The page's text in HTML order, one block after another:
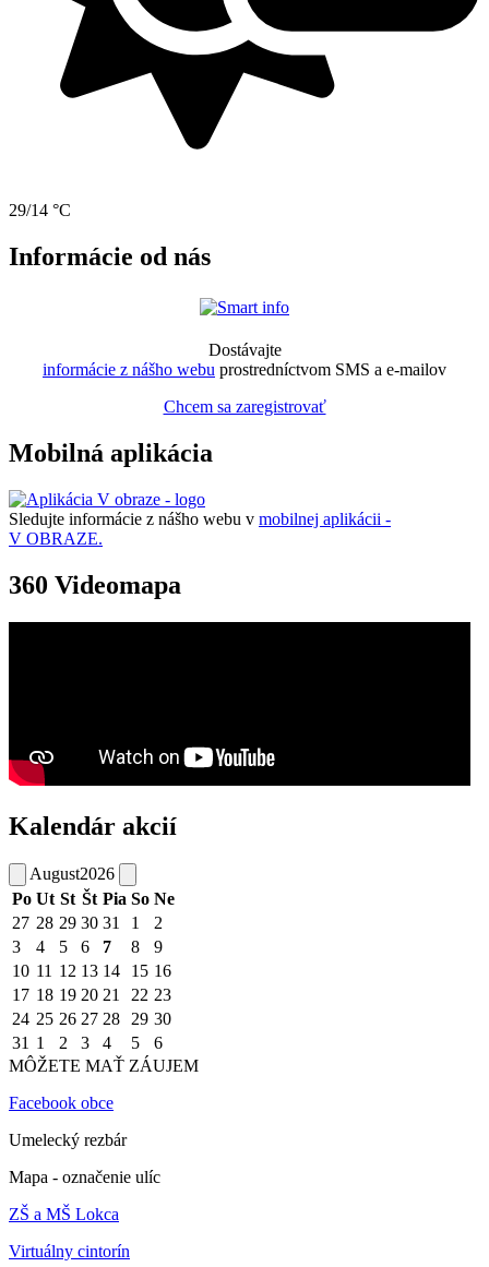
29/14 °C
Informácie od nás
Dostávajte
informácie z nášho webu prostredníctvom SMS a e-mailov
Chcem sa zaregistrovať
Mobilná aplikácia
Sledujte informácie z nášho webu v mobilnej aplikácii -
V OBRAZE.
360 Videomapa
Kalendár akcií
August2026
Po Ut St Št Pia So Ne
27 28 29 30 31 1
2
3
4 5 6 7 8
9
10 11 12 13 14 15 16
17 18 19 20 21 22 23
24 25 26 27 28 29 30
31 1 2 3 4 5
6
MÔŽETE MAŤ ZÁUJEM
Facebook obce
Umelecký rezbár
Mapa - označenie ulíc
ZŠ a MŠ Lokca
Virtuálny cintorín